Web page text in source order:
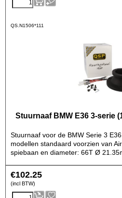
QS.N1506*111
Stuurnaaf BMW E36 3-serie
Stuurnaaf voor de BMW Serie 3
modellen standaard voorzien van
spiebaan en diameter: 66T Ø
€102.25
(incl BTW)